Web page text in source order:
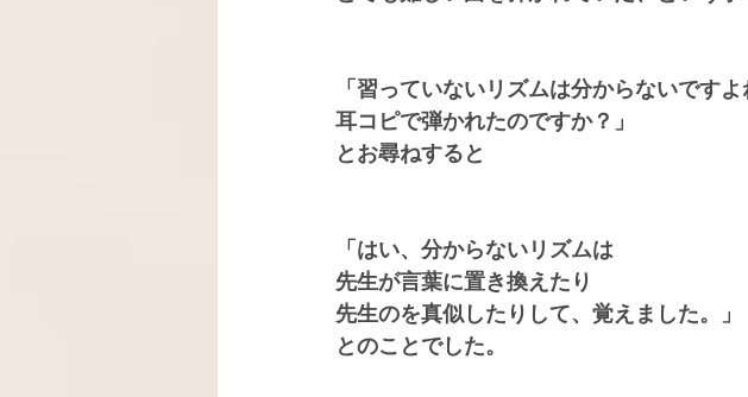
「習っていないリズムは分からないですよ
耳コピで弾かれたのですか？」
とお尋ねすると
「はい、分からないリズムは
先生が言葉に置き換えたり
先生のを真似したりして、覚えました。」
とのことでした。